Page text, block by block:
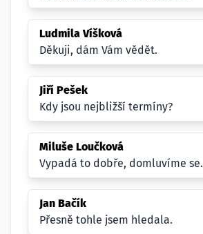
Ludmila Víšková
Děkuji, dám Vám vědět.
Jiří Pešek
Kdy jsou nejbližší termíny?
Miluše Loučková
Vypadá to dobře, domluvíme se.
Jan Bačík
Přesně tohle jsem hledala.